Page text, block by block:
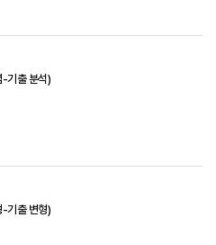
-기출 분석)
-기출 변형)